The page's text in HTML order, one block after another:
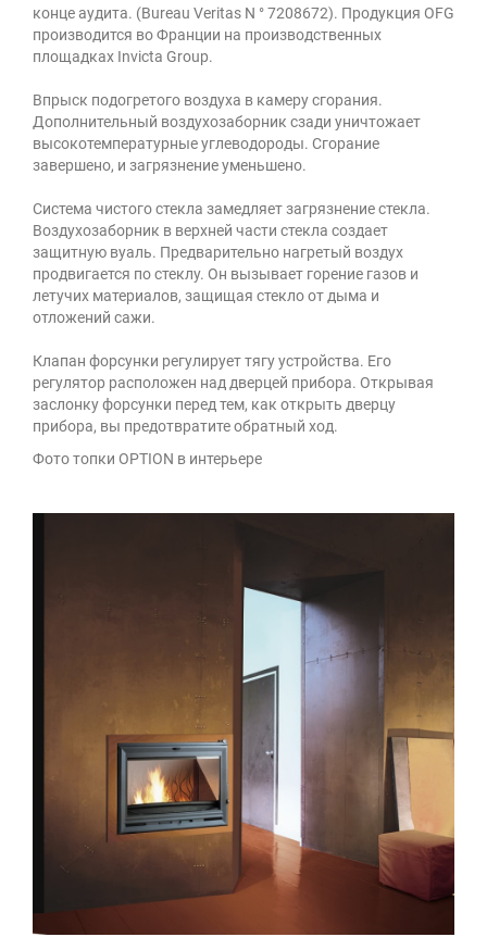
конце аудита. (Bureau Veritas N ° 7208672). Продукция OFG
производится во Франции на производственных
площадках Invicta Group.
Впрыск подогретого воздуха в камеру сгорания.
Дополнительный воздухозаборник сзади уничтожает
высокотемпературные углеводороды. Сгорание
завершено, и загрязнение уменьшено.
Система чистого стекла замедляет загрязнение стекла.
Воздухозаборник в верхней части стекла создает
защитную вуаль. Предварительно нагретый воздух
продвигается по стеклу. Он вызывает горение газов и
летучих материалов, защищая стекло от дыма и
отложений сажи.
Клапан форсунки регулирует тягу устройства. Его
регулятор расположен над дверцей прибора. Открывая
заслонку форсунки перед тем, как открыть дверцу
прибора, вы предотвратите обратный ход.
Фото топки OPTION в интерьере